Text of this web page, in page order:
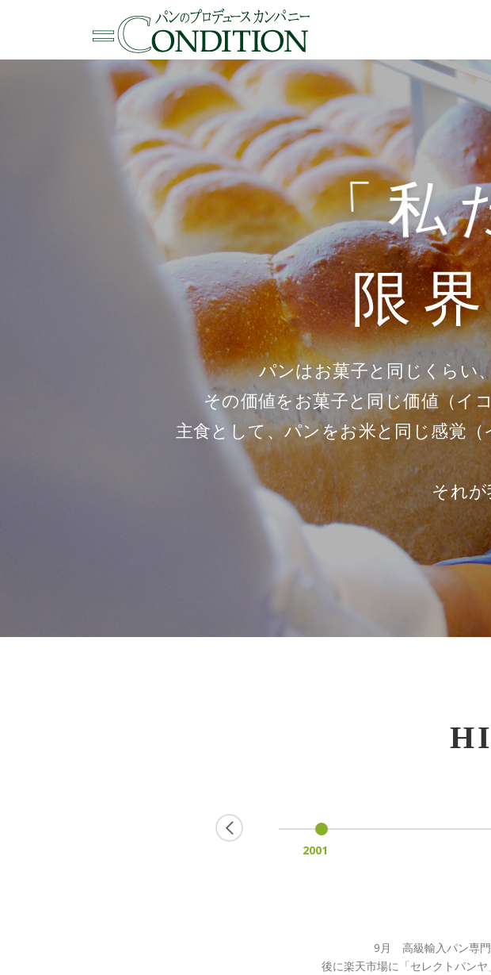
「私
限
パンはお菓子と同じくらい
その価値をお菓子と同じ価値（イ
主食として、パンをお米と同じ感覚
それが
2002
ウーマン・オブ・ザ・イヤー